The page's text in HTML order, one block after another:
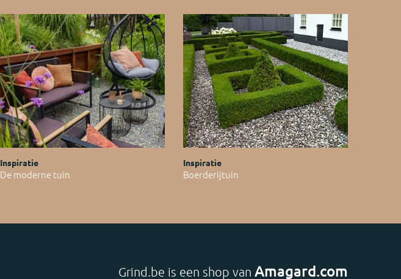
Inspiratie
De moderne tuin
Inspiratie
Boerderijtuin
Grind.be is een shop van Amagard.com